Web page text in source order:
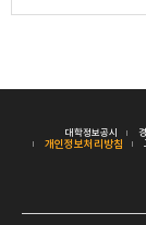
대학정보공시
개인정보처리방침